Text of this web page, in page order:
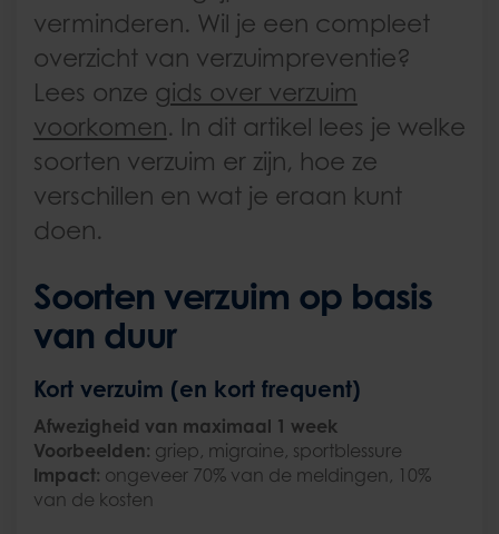
verminderen. Wil je een compleet
overzicht van verzuimpreventie?
Lees onze gids over verzuim
voorkomen. In dit artikel lees je welke
soorten verzuim er zijn, hoe ze
verschillen en wat je eraan kunt
doen.
Soorten verzuim op basis
van duur
Kort verzuim (en kort frequent)
Afwezigheid van maximaal 1 week
Voorbeelden: griep, migraine, sportblessure
Impact: ongeveer 70% van de meldingen, 10%
van de kosten